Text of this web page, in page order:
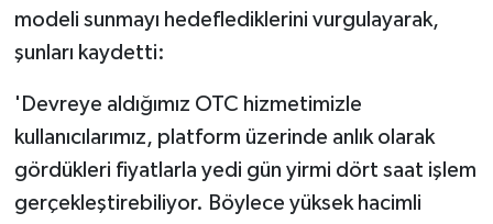
modeli sunmayı hedeflediklerini vurgulayarak,
şunları kaydetti:
'Devreye aldığımız OTC hizmetimizle
kullanıcılarımız, platform üzerinde anlık olarak
gördükleri fiyatlarla yedi gün yirmi dört saat işlem
gerçekleştirebiliyor. Böylece yüksek hacimli